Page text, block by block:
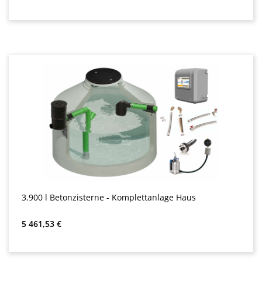
3.900 l Betonzisterne - Komplettanlage Haus
Редовна цена:
5 461,53 €